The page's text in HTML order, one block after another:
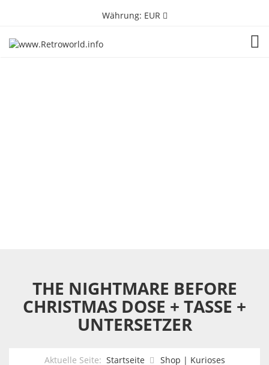
Währung: EUR
THE NIGHTMARE BEFORE
CHRISTMAS DOSE + TASSE +
UNTERSETZER
Aktuelle Seite: Startseite
Shop | Kurioses